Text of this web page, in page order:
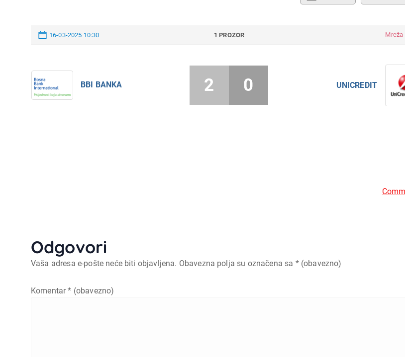
16-03-2025 10:30 1 PROZOR Mreža
BBI BANKA UNICREDIT
2 0
Odgovori
Vaša adresa e-pošte neće biti objavljena. Obavezna polja su označena sa * (obavezno)
Komentar* (obavezno)